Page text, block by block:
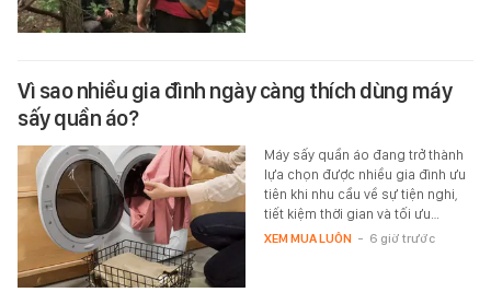
Vì sao nhiều gia đình ngày càng thích dùng máy
sấy quần áo?
Máy sấy quần áo đang trở thành
lựa chọn được nhiều gia đình ưu
tiên khi nhu cầu về sự tiện nghi,
tiết kiệm thời gian và tối ưu…
XEM MUA LUÔN - 6 giờ trước